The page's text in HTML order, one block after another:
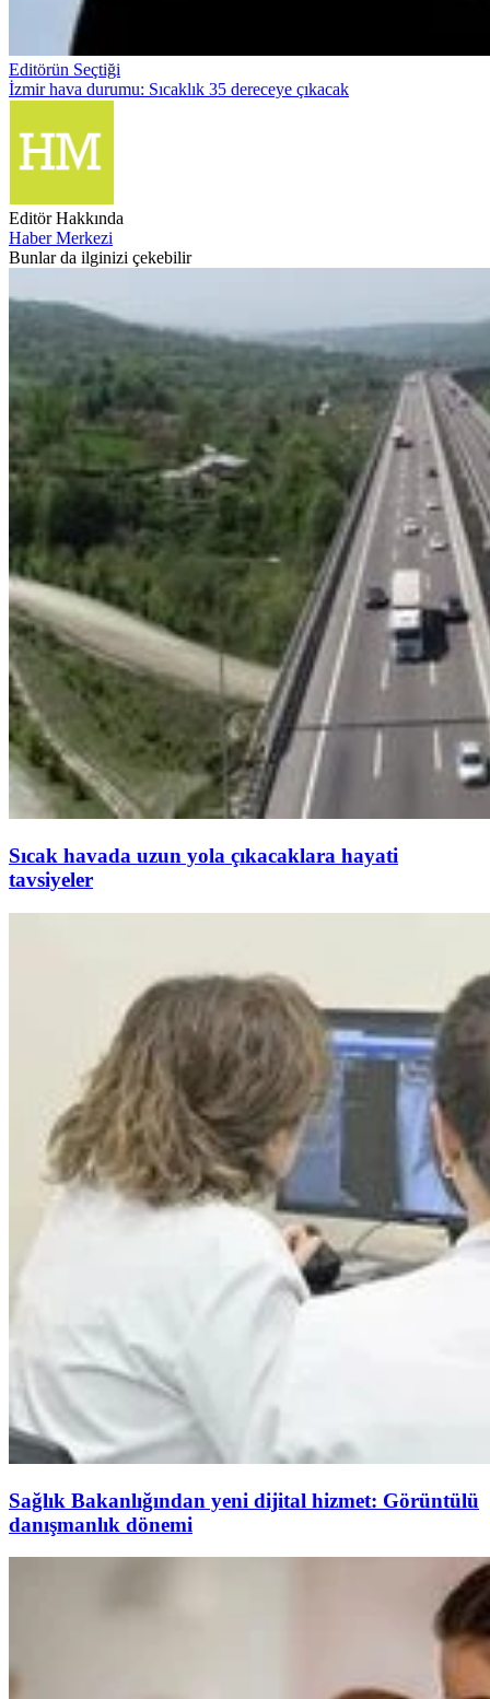
Editörün Seçtiği
İzmir hava durumu: Sıcaklık 35 dereceye çıkacak
Editör Hakkında
Haber Merkezi
Bunlar da ilginizi çekebilir
Sıcak havada uzun yola çıkacaklara hayati
tavsiyeler
Sağlık Bakanlığından yeni dijital hizmet: Görüntülü
danışmanlık dönemi